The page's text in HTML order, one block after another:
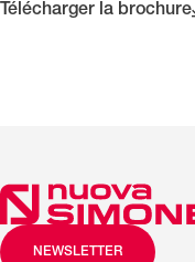
Télécharger la brochure
NEWSLETTER